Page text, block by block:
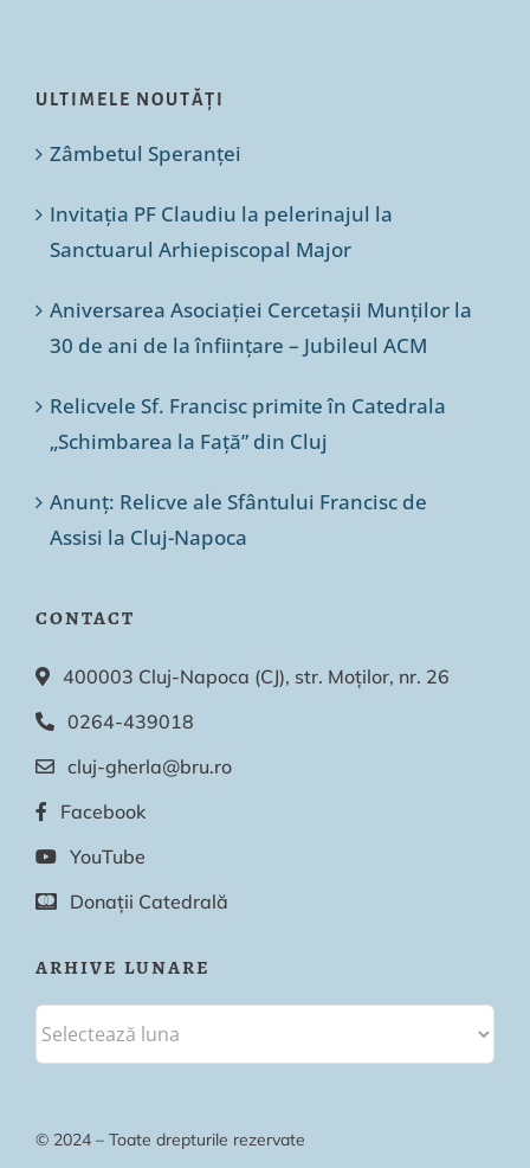
ULTIMELE NOUTĂȚI
Zâmbetul Speranței
Invitația PF Claudiu la pelerinajul la
Sanctuarul Arhiepiscopal Major
Aniversarea Asociației Cercetașii Munților la
30 de ani de la înființare – Jubileul ACM
Relicvele Sf. Francisc primite în Catedrala
„Schimbarea la Față” din Cluj
Anunț: Relicve ale Sfântului Francisc de
Assisi la Cluj-Napoca
CONTACT
400003 Cluj-Napoca (CJ), str. Moților, nr. 26
0264-439018
cluj-gherla@bru.ro
Facebook
YouTube
Donații Catedrală
ARHIVE LUNARE
© 2024 – Toate drepturile rezervate